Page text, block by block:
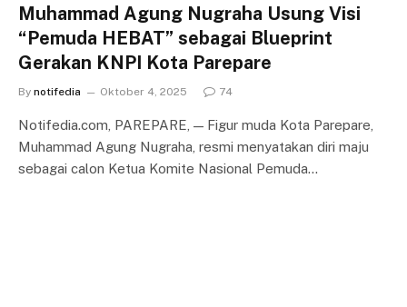
Muhammad Agung Nugraha Usung Visi
“Pemuda HEBAT” sebagai Blueprint
Gerakan KNPI Kota Parepare
By notifedia Oktober 4, 2025 74
Notifedia.com, PAREPARE, — Figur muda Kota Parepare,
Muhammad Agung Nugraha, resmi menyatakan diri maju
sebagai calon Ketua Komite Nasional Pemuda…